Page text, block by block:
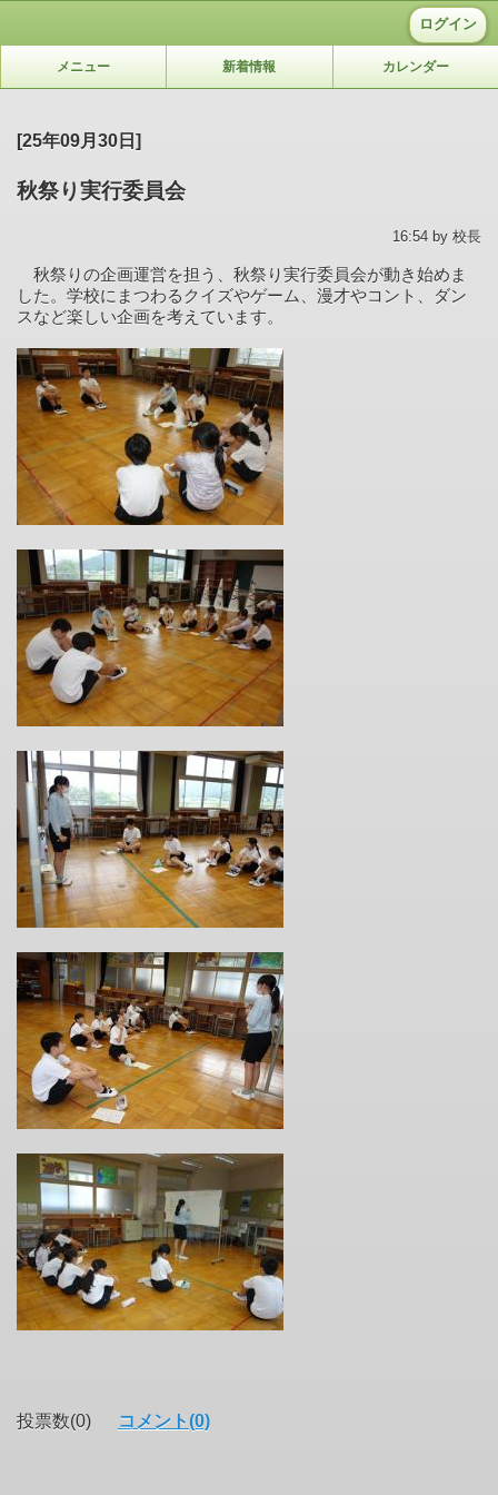
ログイン
メニュー 新着情報 カレンダー
[25年09月30日]
秋祭り実行委員会
16:54 by 校長
秋祭りの企画運営を担う、秋祭り実行委員会が動き始めま
した。学校にまつわるクイズやゲーム、漫才やコント、ダン
スなど楽しい企画を考えています。
投票数(0) コメント(0)